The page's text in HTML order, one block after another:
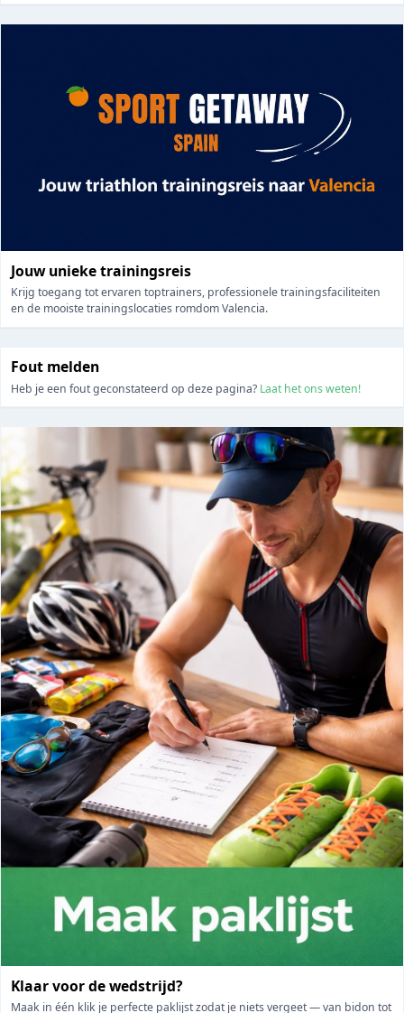
Jouw unieke trainingsreis
Krijg toegang tot ervaren toptrainers, professionele trainingsfaciliteiten
en de mooiste trainingslocaties romdom Valencia.
Fout melden
Heb je een fout geconstateerd op deze pagina? Laat het ons weten!
Klaar voor de wedstrijd?
Maak in één klik je perfecte paklijst zodat je niets vergeet — van bidon tot